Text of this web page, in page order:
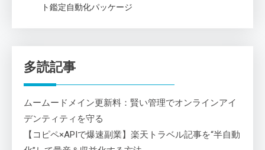
ト鑑定自動化パッケージ
多読記事
ムームードメイン更新料：賢い管理でオンラインアイ
デンティティを守る
【コピペ×APIで爆速副業】楽天トラベル記事を“半自動